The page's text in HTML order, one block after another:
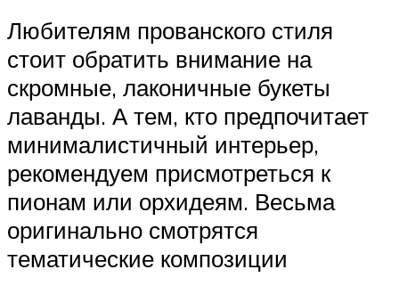
Любителям прованского стиля
стоит обратить внимание на
скромные, лаконичные букеты
лаванды. А тем, кто предпочитает
минималистичный интерьер,
рекомендуем присмотреться к
пионам или орхидеям. Весьма
оригинально смотрятся
тематические композиции